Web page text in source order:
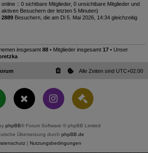
:: 0 sichtbare Mitglieder, 0 unsichtbare Mitglieder und
Besuchern der letzten 5 Minuten)
2889 Besuchern, die am Di 5. Mai 2026, 14:34 gleichzeitig
insgesamt 88 • Mitglieder insgesamt 17 • Unser
Alle Zeiten sind UTC+02:00
phpBB® Forum Software © phpBB Limited
Übersetzung durch phpBB.de
| Nutzungsbedingungen